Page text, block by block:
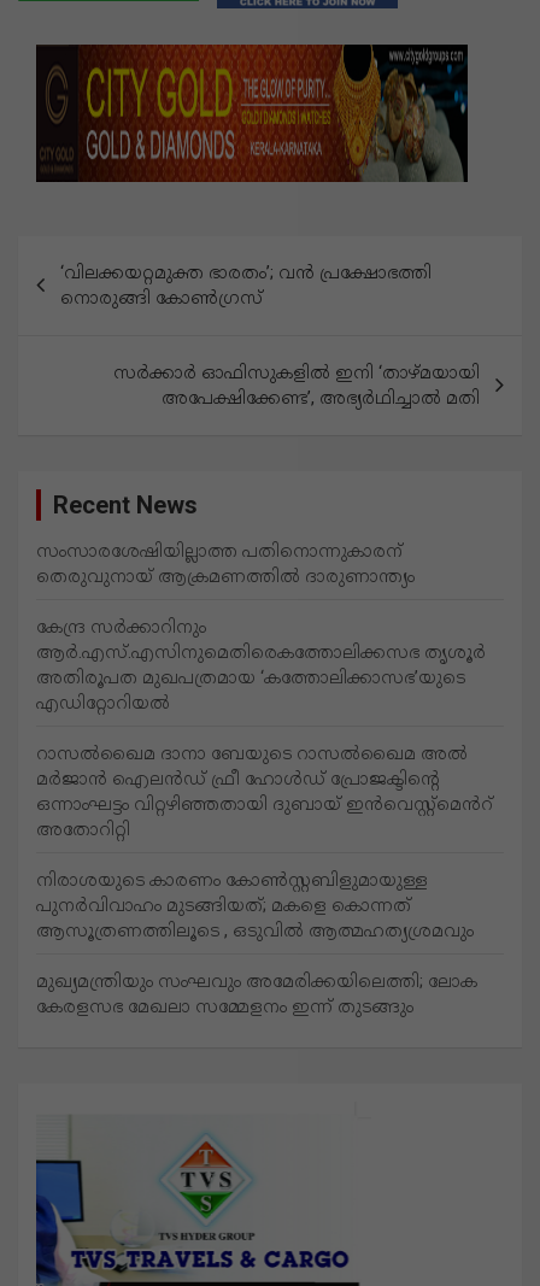
പോ
സ്റ്റു
‘വിലക്കയറ്റമുക്ത ഭാരതം’; വൻ പ്രക്ഷോഭത്തി​​
നൊരുങ്ങി കോൺഗ്രസ്
സർക്കാർ ഓഫിസുകളിൽ ഇനി ‘താഴ്മയായി
അപേക്ഷിക്കേണ്ട’, അഭ്യർഥിച്ചാൽ മതി
Recent News
സംസാരശേഷിയില്ലാത്ത പതിനൊന്നുകാരന്
തെരുവുനായ് ആക്രമണത്തില്‍ ദാരുണാന്ത്യം
കേന്ദ്ര സർക്കാറിനും
ആർ.എസ്.എസിനുമെതിരെകത്തോലിക്കസഭ തൃശൂർ
അതിരൂപത മുഖപത്രമായ ‘കത്തോലിക്കാസഭ’യുടെ
എഡിറ്റോറിയൽ
റാസൽഖൈമ ദാനാ ബേയുടെ റാസൽഖൈമ അൽ
മർജാൻ ഐലൻഡ് ഫ്രീ ഹോൾഡ് പ്രോജക്ടിന്റെ
ഒന്നാംഘട്ടം വിറ്റഴിഞ്ഞതായി ദുബായ് ഇൻവെസ്റ്റ്‌മെൻറ്
അതോറിറ്റി
നിരാശയുടെ കാരണം കോണ്‍സ്റ്റബിളുമായുള്ള
പുനര്‍വിവാഹം മുടങ്ങിയത്; മകളെ കൊന്നത്
ആസൂത്രണത്തിലൂടെ , ഒടുവിൽ ആത്മഹത്യശ്രമവും
മുഖ്യമന്ത്രിയും സംഘവും അമേരിക്കയിലെത്തി; ലോക
കേരളസഭ മേഖലാ സമ്മേളനം ഇന്ന് തുടങ്ങും
Related News